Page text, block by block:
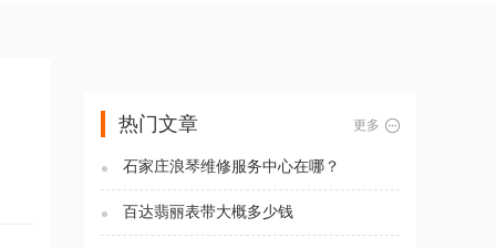
热门文章 更多
石家庄浪琴维修服务中心在哪？
百达翡丽表带大概多少钱